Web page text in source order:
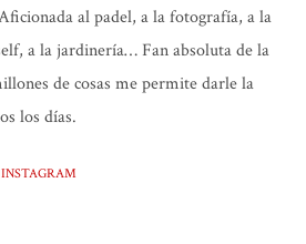
al padel, a la fotografía, a la
a la jardinería… Fan absoluta de la
de cosas me permite darle la
los días.
INSTAGRAM